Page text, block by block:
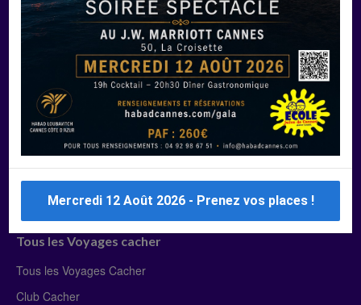
Manger Cacher
Liste des restaurants cacher
Restaurants cacher à Paris
Restaurants cacher à Deauville
Restaurants cacher à Lyon
Restaurants cacher à Marseille
Restaurants cacher Dubaï
Tous les Voyages cacher
Tous les Voyages Cacher
Club Cacher
Mercredi 12 Août 2026 - Prenez vos places !